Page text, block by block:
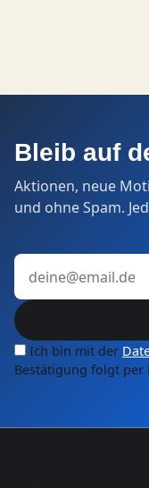
Bleib auf
Aktionen, neue
und ohne Spam.
E-Mail-Adresse
Ich bin mit der
Bestätigung folgt per